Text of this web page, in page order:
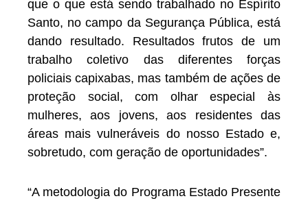
que o que está sendo trabalhado no Espírito
Santo, no campo da Segurança Pública, está
dando resultado. Resultados frutos de um
trabalho coletivo das diferentes forças
policiais capixabas, mas também de ações de
proteção social, com olhar especial às
mulheres, aos jovens, aos residentes das
áreas mais vulneráveis do nosso Estado e,
sobretudo, com geração de oportunidades”.
“A metodologia do Programa Estado Presente